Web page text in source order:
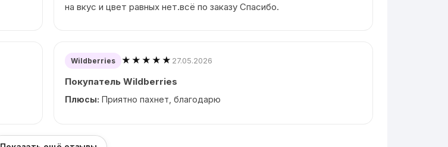
на вкус и цвет равных нет.всё по заказу Спасибо.
Wildberries ★★★★★ 27.05.2026
Покупатель Wildberries
Плюсы: Приятно пахнет, благодарю